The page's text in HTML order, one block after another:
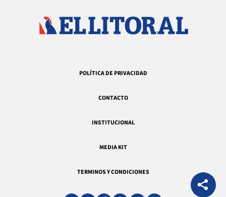
POLÍTICA DE PRIVACIDAD
CONTACTO
INSTITUCIONAL
MEDIA KIT
TERMINOS Y CONDICIONES